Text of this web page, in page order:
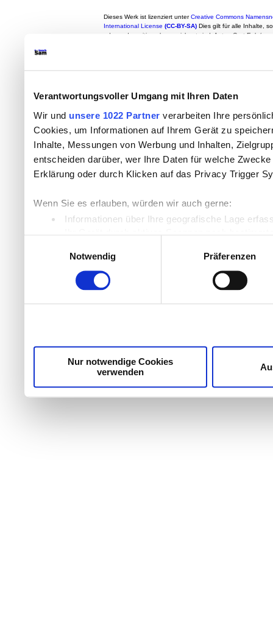
Verantwortungsvoller Umgang mit Ihren Daten
Wir und unsere 1022 Partner verarbeiten Ihre
Cookies, um Informationen auf Ihrem Gerät zu
Inhalte, Messungen von Werbung und Inhalten,
entscheiden darüber, wer Ihre Daten für welche
Erklärung oder durch Klicken auf das Privacy Trigger
Wenn Sie es erlauben, würden wir auch gerne:
Informationen über Ihre geografische Lage
Ihr Gerät durch aktives Scannen nach
Wir verwenden Cookies, um Inhalte und Anzeigen zu
die Zugriffe auf unsere Website zu analysieren.
Dienste gesammelt haben.
Notwendig
Präferenzen
Nur notwendige Cookies
verwenden
Dieses Werk ist lizenziert unterCreative Commons
International License (CC-BY-SA) Dies gilt für alle Inhalte,
oder anderweitig gekennzeichnet sind. Autor: Gert Egle/